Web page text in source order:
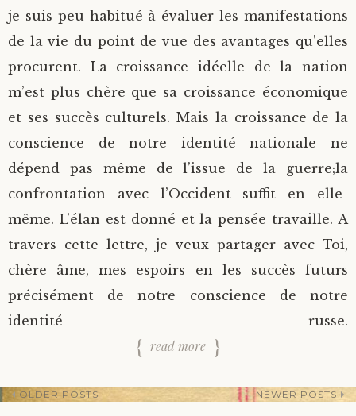
je suis peu habitué à évaluer les manifestations
de la vie du point de vue des avantages qu’elles
procurent. La croissance idéelle de la nation
m’est plus chère que sa croissance économique
et ses succès culturels. Mais la croissance de la
conscience de notre identité nationale ne
dépend pas même de l’issue de la guerre;la
confrontation avec l’Occident suffit en elle-
même. L’élan est donné et la pensée travaille. A
travers cette lettre, je veux partager avec Toi,
chère âme, mes espoirs en les succès futurs
précisément de notre conscience de notre
identité russe.
read more
OLDER POSTS NEWER POSTS